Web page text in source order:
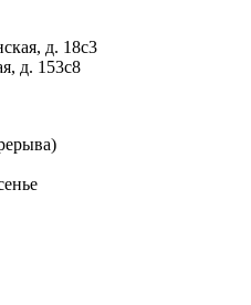
д. 18с3
д. 153с8